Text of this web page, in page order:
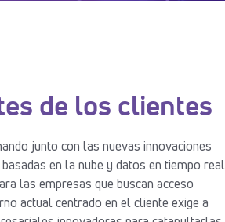
de los clientes
junto con las nuevas innovaciones
en la nube y datos en tiempo real
las empresas que buscan acceso
actual centrado en el cliente exige a